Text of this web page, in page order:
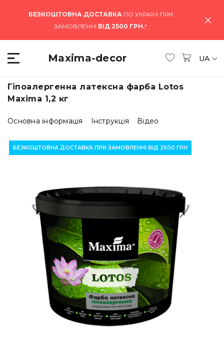
БЕЗКОШТОВНА ДОСТАВКАПО УКРАЇНІ ПРИ
ЗАМОВЛЕННІ ВІД 2500 ГРН.*
Maxima-decor UA
Гіпоалергенна латексна фарба Lotos
Maxima 1,2 кг
Основна інформація Інструкція Відео
БЕЗКОШТОВНА ДОСТАВКА ПРИ ЗАМОВЛЕННІ ВІД 2500 ГРН